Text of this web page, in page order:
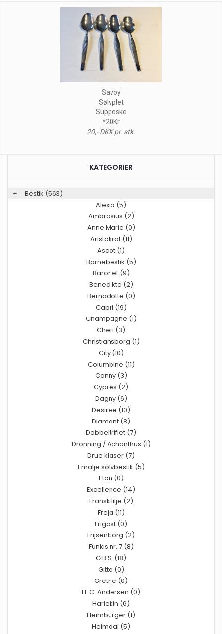
Savoy
Sølvplet
Suppeske
*20Kr
20,- DKK pr. stk.
KATEGORIER
+ Bestik (563)
Alexia (5)
Ambrosius (2)
Anne Marie (0)
Aristokrat (11)
Ascot (1)
Barnebestik (5)
Baronet (9)
Benedikte (2)
Bernadotte (0)
Capri (19)
Champagne (1)
Cheri (3)
Christiansborg (1)
City (10)
Columbine (11)
Conny (3)
Cypres (2)
Dagny (6)
Desiree (10)
Diamant (8)
Dobbeltriflet (7)
Dronning / Achanthus (1)
Drue klaser (7)
Emalje sølvbestik (5)
Eton (0)
Excellence (14)
Fransk lilje (2)
Freja (11)
Frigast (0)
Frijsenborg (2)
Funkis nr. 7 (8)
G.B.S. (18)
Gitte (0)
Grethe (0)
H. C. Andersen (0)
Harlekin (6)
Heimbürger (1)
Heimdal (5)